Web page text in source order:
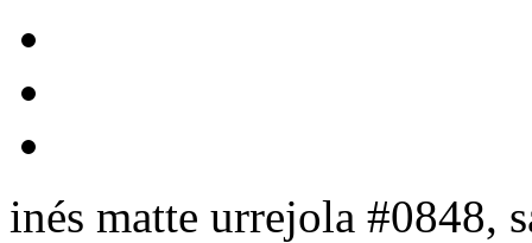
inés matte urrejola #0848,